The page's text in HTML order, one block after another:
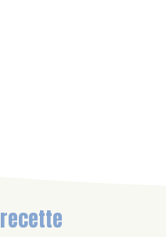
recette